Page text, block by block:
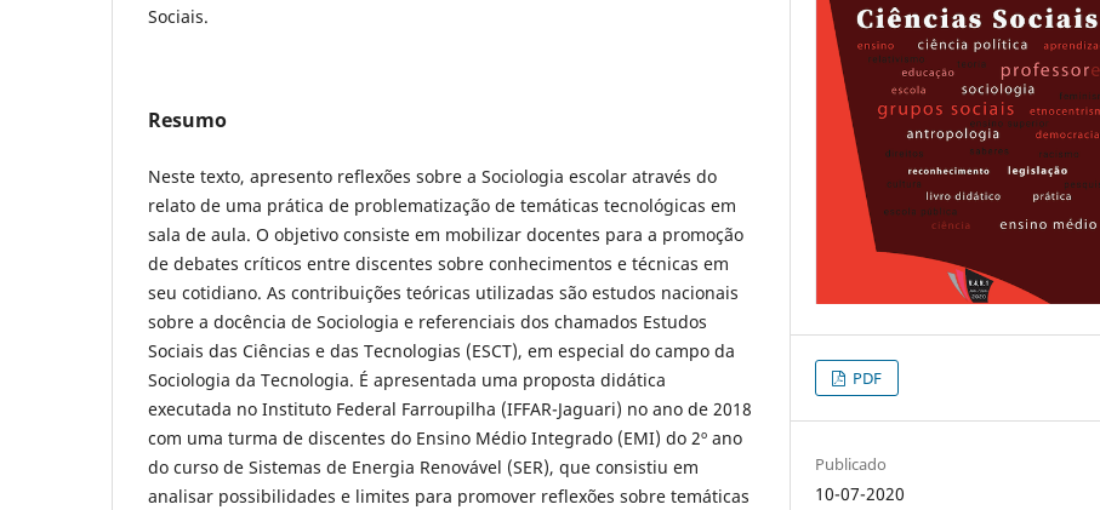
Sociais.
Resumo
Neste texto, apresento reflexões sobre a Sociologia escolar através do
relato de uma prática de problematização de temáticas tecnológicas em
sala de aula. O objetivo consiste em mobilizar docentes para a promoção
de debates críticos entre discentes sobre conhecimentos e técnicas em
seu cotidiano. As contribuições teóricas utilizadas são estudos nacionais
sobre a docência de Sociologia e referenciais dos chamados Estudos
Sociais das Ciências e das Tecnologias (ESCT), em especial do campo da
Sociologia da Tecnologia. É apresentada uma proposta didática
executada no Instituto Federal Farroupilha (IFFAR-Jaguari) no ano de 2018
com uma turma de discentes do Ensino Médio Integrado (EMI) do 2º ano
do curso de Sistemas de Energia Renovável (SER), que consistiu em
analisar possibilidades e limites para promover reflexões sobre temáticas
PDF
Publicado
10-07-2020